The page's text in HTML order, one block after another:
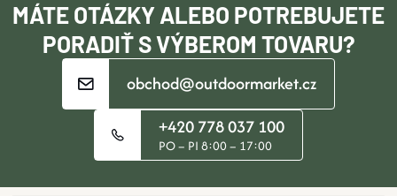
MÁTE OTÁZKY ALEBO POTREBUJETE
PORADIŤ S VÝBEROM TOVARU?
obchod@outdoormarket.cz
+420 778 037 100
PO – PI 8:00 – 17:00